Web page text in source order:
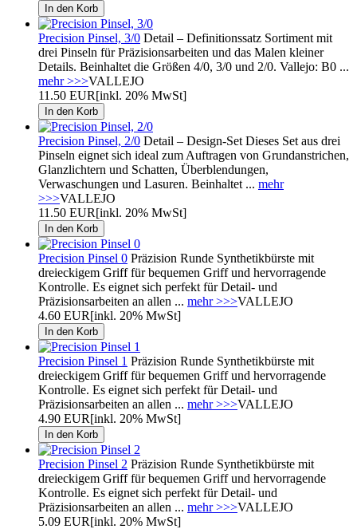
Precision Pinsel, 3/0 Detail – Definitionssatz Sortiment mit
drei Pinseln für Präzisionsarbeiten und das Malen kleiner
Details. Beinhaltet die Größen 4/0, 3/0 und 2/0. Vallejo: B0 ...
mehr >>>VALLEJO
11.50 EUR[inkl. 20% MwSt]
Precision Pinsel, 2/0 Detail – Design-Set Dieses Set aus drei
Pinseln eignet sich ideal zum Auftragen von Grundanstrichen,
Glanzlichtern und Schatten, Überblendungen,
Verwaschungen und Lasuren. Beinhaltet ... mehr
>>>VALLEJO
11.50 EUR[inkl. 20% MwSt]
Precision Pinsel 0 Präzision Runde Synthetikbürste mit
dreieckigem Griff für bequemen Griff und hervorragende
Kontrolle. Es eignet sich perfekt für Detail- und
Präzisionsarbeiten an allen ... mehr >>>VALLEJO
4.60 EUR[inkl. 20% MwSt]
Precision Pinsel 1 Präzision Runde Synthetikbürste mit
dreieckigem Griff für bequemen Griff und hervorragende
Kontrolle. Es eignet sich perfekt für Detail- und
Präzisionsarbeiten an allen ... mehr >>>VALLEJO
4.90 EUR[inkl. 20% MwSt]
Precision Pinsel 2 Präzision Runde Synthetikbürste mit
dreieckigem Griff für bequemen Griff und hervorragende
Kontrolle. Es eignet sich perfekt für Detail- und
Präzisionsarbeiten an allen ... mehr >>>VALLEJO
5.09 EUR[inkl. 20% MwSt]